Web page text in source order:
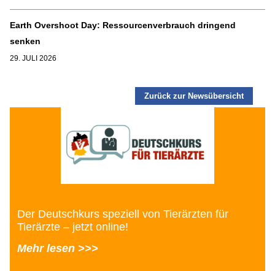
Earth Overshoot Day: Ressourcenverbrauch dringend
senken
29. JULI 2026
Zurück zur Newsübersicht
Der Deutschkurs speziell von Tierärzten für
Tierärzte – jetzt online!
Mehr lesen >>>